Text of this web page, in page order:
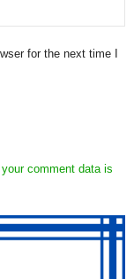
for the next time I
your comment data is